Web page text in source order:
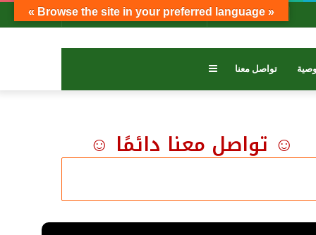
بحث عمودتسجيل
تواصل معنا عمود
☺ تواصل معنا دائمًا ☺
« Browse the site in your preferred language »